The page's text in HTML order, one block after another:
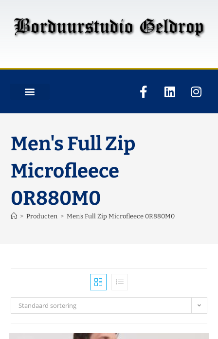
Men's Full Zip
Microfleece
0R880M0
> Producten > Men's Full Zip Microfleece 0R880M0
Standaard sortering